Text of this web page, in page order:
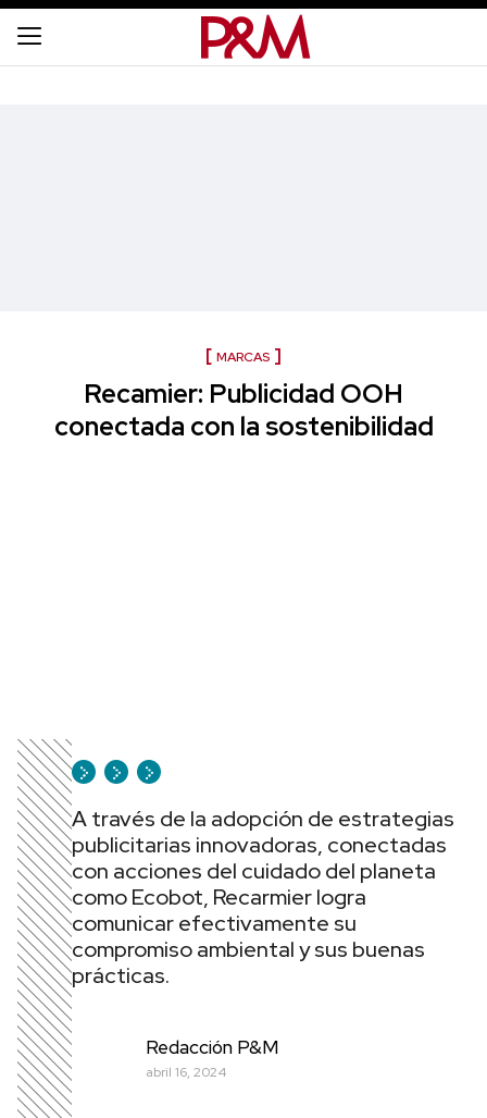
MARCAS
Recamier: Publicidad OOH
conectada con la sostenibilidad
A través de la adopción de estrategias
publicitarias innovadoras, conectadas
con acciones del cuidado del planeta
como Ecobot, Recarmier logra
comunicar efectivamente su
compromiso ambiental y sus buenas
prácticas.
Redacción P&M
abril 16, 2024